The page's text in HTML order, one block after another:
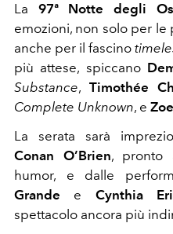
La 97ª Notte degli
emozioni, non solo per le
anche per il fascino
più attese, spiccano
Substance, Timothée
Complete Unknown, e
La serata sarà
Conan O’Brien, pronto
humor, e dalle
Grande e Cynthia
spettacolo ancora più